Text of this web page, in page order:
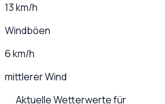
13 km/h
Windböen
6 km/h
mittlerer Wind
Aktuelle Wetterwerte für